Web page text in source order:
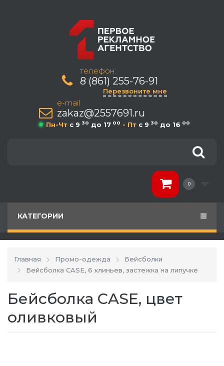
телефон:
8 (861) 255-76-91
Перезвоните мне
e-mail
zakaz@2557691.ru
Пн-Чт c 9 30 до 17 00 - Пт c 9 30 до 16 00
0
КАТЕГОРИИ
Главная Промо-одежда
Бейсболки
Бейсболка CASE, 6 клиньев, застежка на липучке
Бейсболка CASE, цвет
оливковый